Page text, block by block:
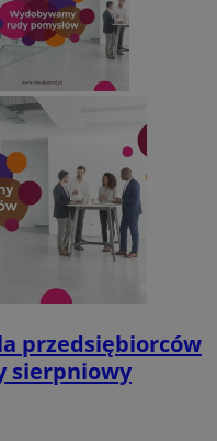
przedsiębiorców
sierpniowy